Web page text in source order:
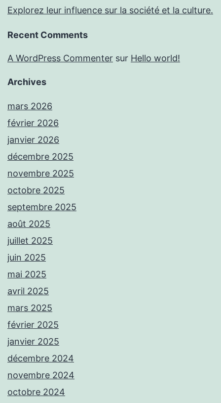
Explorez leur influence sur la société et la culture.
Recent Comments
A WordPress Commenter sur Hello world!
Archives
mars 2026
février 2026
janvier 2026
décembre 2025
novembre 2025
octobre 2025
septembre 2025
août 2025
juillet 2025
juin 2025
mai 2025
avril 2025
mars 2025
février 2025
janvier 2025
décembre 2024
novembre 2024
octobre 2024